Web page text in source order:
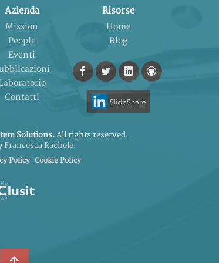
Azienda
Mission
People
Eventi
Contatti
Risorse
Home
Blog
Solutions.All rights reserved.
Francesca Rachele.
Policy Cookie Policy